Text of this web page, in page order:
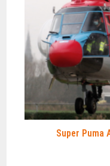
Super Puma